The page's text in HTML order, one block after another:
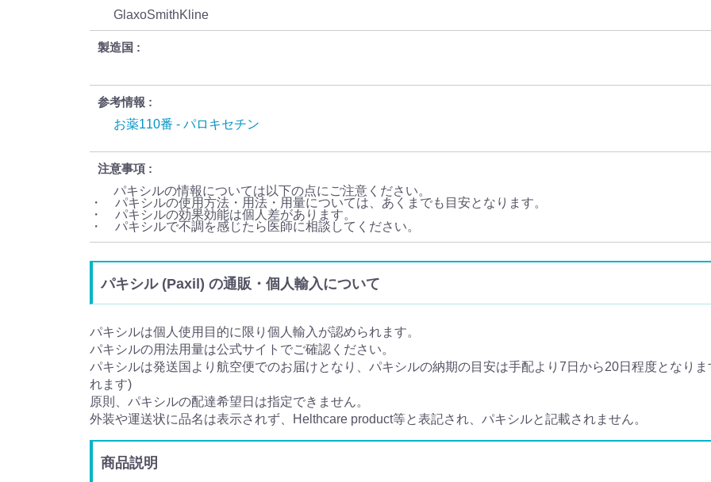
GlaxoSmithKline
製造国
参考情報
お薬110番 - パロキセチン
注意事項
パキシルの情報については以下の点にご注意ください。
・ パキシルの使用方法・用法・用量については、あくまでも目安となります。
・ パキシルの効果効能は個人差があります。
・ パキシルで不調を感じたら医師に相談してください。
パキシル (Paxil) の通販・個人輸入について
パキシルは個人使用目的に限り個人輸入が認められます。
パキシルの用法用量は公式サイトでご確認ください。
パキシルは発送国より航空便でのお届けとなり、パキシルの納期の目安は手配より7日から20日程度となり
れます)
原則、パキシルの配達希望日は指定できません。
外装や運送状に品名は表示されず、Helthcare product等と表記され、パキシルと記載されません。
商品説明